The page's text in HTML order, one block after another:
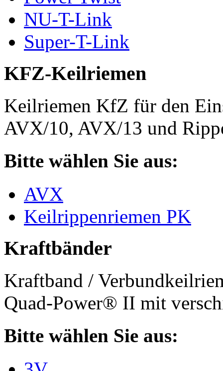
NU-T-Link
Super-T-Link
KFZ-Keilriemen
Keilriemen KfZ für den
AVX/10, AVX/13 und
Bitte wählen Sie aus:
AVX
Keilrippenriemen PK
Kraftbänder
Kraftband /
Quad-Power® II mit
Bitte wählen Sie aus: